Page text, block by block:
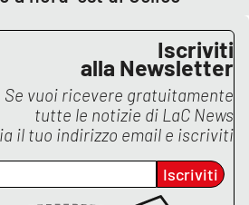
Iscriviti
alla Newsletter
Se vuoi ricevere gratuitamente
tutte le notizie di LaC News
il tuo indirizzo email e iscriviti
Iscriviti